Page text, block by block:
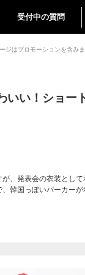
受付中の質問
ジはプロモーションを含み
いい！ショー
、発表会の衣装とし
韓国っぽいパーカー